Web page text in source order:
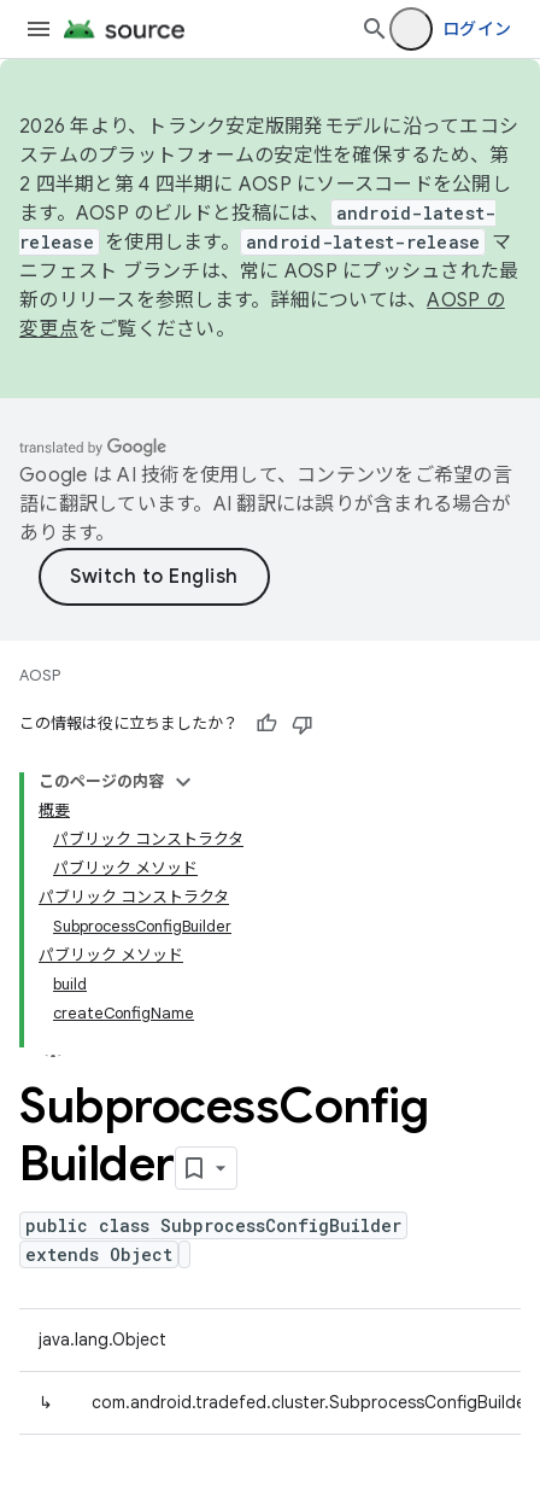
ログイン
2026 年より、トランク安定版開発モデルに沿ってエコシ
ステムのプラットフォームの安定性を確保するため、第
2 四半期と第 4 四半期に AOSP にソースコードを公開し
ます。AOSP のビルドと投稿には、
android-latest-
release
を使用します。 android-latest-release
マ
ニフェスト ブランチは、常に AOSP にプッシュされた最
新のリリースを参照します。詳細については、AOSP の
変更点をご覧ください。
Google は AI 技術を使用して、コンテンツをご希望の言
語に翻訳しています。AI 翻訳には誤りが含まれる場合が
あります。
AOSP
この情報は役に立ちましたか？
このページの内容
概要
パブリック コンストラクタ
パブリック メソッド
パブリック コンストラクタ
SubprocessConfigBuilder
パブリック メソッド
build
createConfigName
SubprocessConfig
Builder
public class SubprocessConfigBuilder
extends Object
java.lang.Object
↳ com.android.tradefed.cluster.SubprocessConfigBuilder